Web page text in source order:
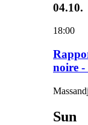
04.10.
18:00
noire -
Sun